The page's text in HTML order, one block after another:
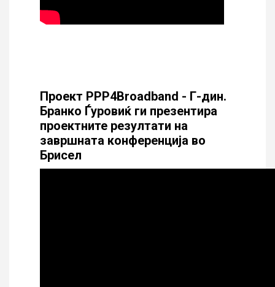
Проект PPP4Broadband - Г-дин.
Бранко Ѓуровиќ ги презентира
проектните резултати на
завршната конференција во
Брисел